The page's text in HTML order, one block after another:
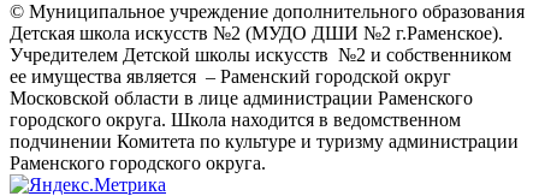
© Муниципальное учреждение дополнительного образования
Детская школа искусств №2 (МУДО ДШИ №2 г.Раменское).
Учредителем Детской школы искусств №2 и собственником
ее имущества является – Раменский городской округ
Московской области в лице администрации Раменского
городского округа. Школа находится в ведомственном
подчинении Комитета по культуре и туризму администрации
Раменского городского округа.